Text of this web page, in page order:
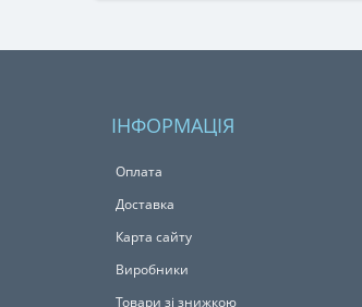
ІНФОРМАЦІЯ
Оплата
Доставка
Карта сайту
Виробники
Товари зі знижкою